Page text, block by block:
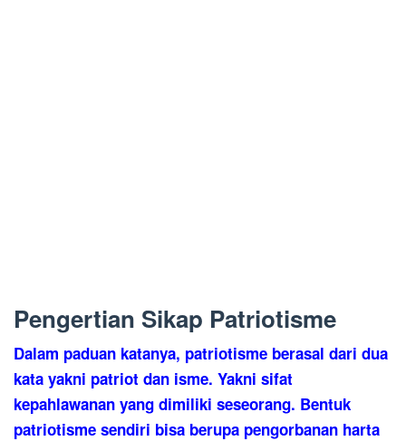
Pengertian Sikap Patriotisme
Dalam paduan katanya, patriotisme berasal dari dua
kata yakni patriot dan isme. Yakni sifat
kepahlawanan yang dimiliki seseorang. Bentuk
patriotisme sendiri bisa berupa pengorbanan harta